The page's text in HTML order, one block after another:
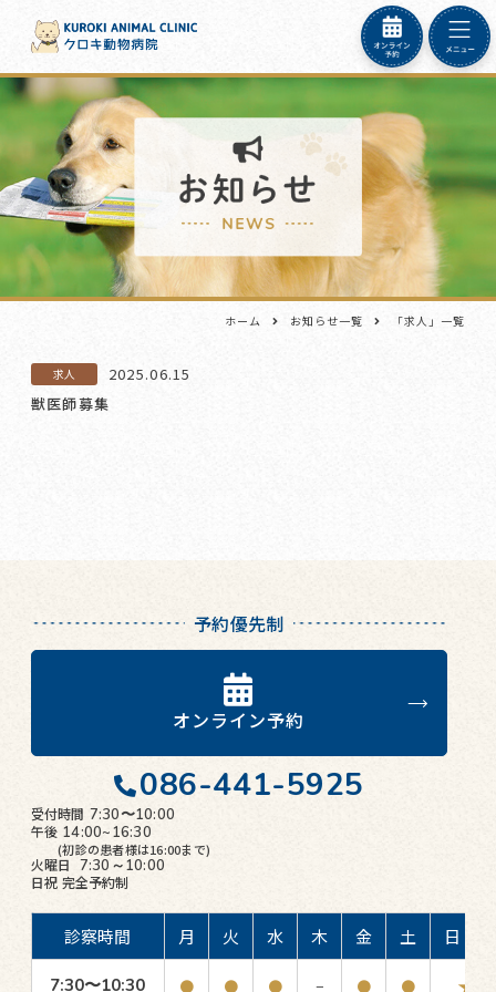
ホーム お知らせ一覧 「求人」一覧
求人
2025.06.15
獣医師募集
予約優先制
オンライン予約
086-441-5925
受付時間 7:30〜10:00
午後 14:00~16:30
(初診の患者様は16:00まで)
火曜日 7:30～10:00
日祝 完全予約制
診察時間 月 火 水 木 金 土 日・祝
7:30〜10:30 ● ● ● − ● ●